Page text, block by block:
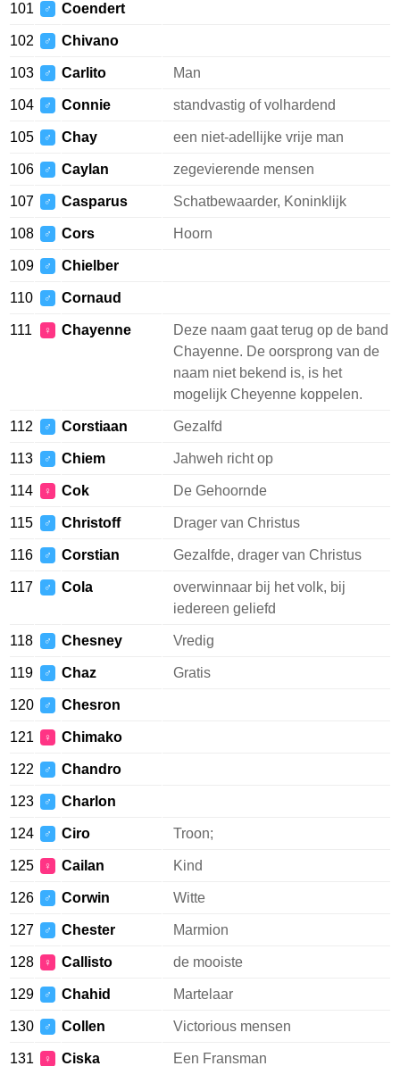
101 ♂ Coendert
102 ♂ Chivano
103 ♂ Carlito Man
104 ♂ Connie standvastig of volhardend
105 ♂ Chay een niet-adellijke vrije man
106 ♂ Caylan zegevierende mensen
107 ♂ Casparus Schatbewaarder, Koninklijk
108 ♂ Cors Hoorn
109 ♂ Chielber
110 ♂ Cornaud
111 ♀ Chayenne
Deze naam gaat terug op de band
Chayenne. De oorsprong van de
naam niet bekend is, is het
mogelijk Cheyenne koppelen.
112 ♂ Corstiaan Gezalfd
113 ♂ Chiem Jahweh richt op
114 ♀ Cok De Gehoornde
115 ♂ Christoff Drager van Christus
116 ♂ Corstian Gezalfde, drager van Christus
117 ♂ Cola
overwinnaar bij het volk, bij
iedereen geliefd
118 ♂ Chesney Vredig
119 ♂ Chaz Gratis
120 ♂ Chesron
121 ♀ Chimako
122 ♂ Chandro
123 ♂ Charlon
124 ♂ Ciro Troon;
125 ♀ Cailan Kind
126 ♂ Corwin Witte
127 ♂ Chester Marmion
128 ♀ Callisto de mooiste
129 ♂ Chahid Martelaar
130 ♂ Collen Victorious mensen
131 ♀ Ciska Een Fransman